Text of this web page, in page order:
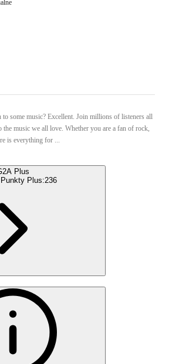
some music? Excellent. Join millions of listeners all
the music we all love. Whether you are a fan of rock,
is everything for ...
Plus
Plus:236